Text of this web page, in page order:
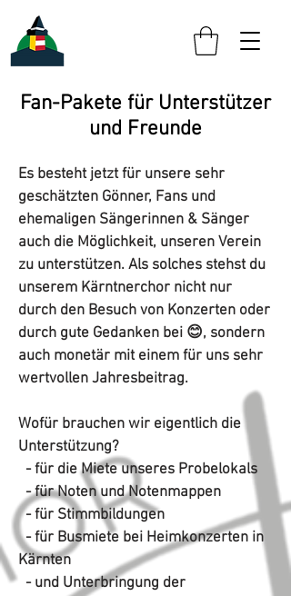
Fan-Pakete für Unterstützer
und Freunde
Es besteht jetzt für unsere sehr
geschätzten Gönner, Fans und
ehemaligen Sängerinnen & Sänger
auch die Möglichkeit, unseren Verein
zu unterstützen. Als solches stehst du
unserem Kärntnerchor nicht nur
durch den Besuch von Konzerten oder
durch gute Gedanken bei 😊, sondern
auch monetär mit einem für uns sehr
wertvollen Jahresbeitrag.
Wofür brauchen wir eigentlich die
Unterstützung?
-für die Miete unseres Probelokals
-für Noten und Notenmappen
-für Stimmbildungen
-für Busmiete bei Heimkonzerten in
Kärnten
-und Unterbringung der